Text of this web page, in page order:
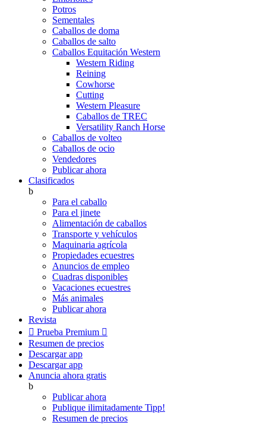
Potros
Sementales
Caballos de doma
Caballos de salto
Caballos Equitación Western
Western Riding
Reining
Cowhorse
Cutting
Western Pleasure
Caballos de TREC
Versatility Ranch Horse
Caballos de volteo
Caballos de ocio
Vendedores
Publicar ahora
Clasificados
b
Para el caballo
Para el jinete
Alimentación de caballos
Transporte y vehículos
Maquinaria agrícola
Propiedades ecuestres
Anuncios de empleo
Cuadras disponibles
Vacaciones ecuestres
Más animales
Publicar ahora
Revista
 Prueba Premium 
Resumen de precios
Descargar app
Descargar app
Anuncia ahora gratis
b
Publicar ahora
Publique ilimitadamente Tipp!
Resumen de precios